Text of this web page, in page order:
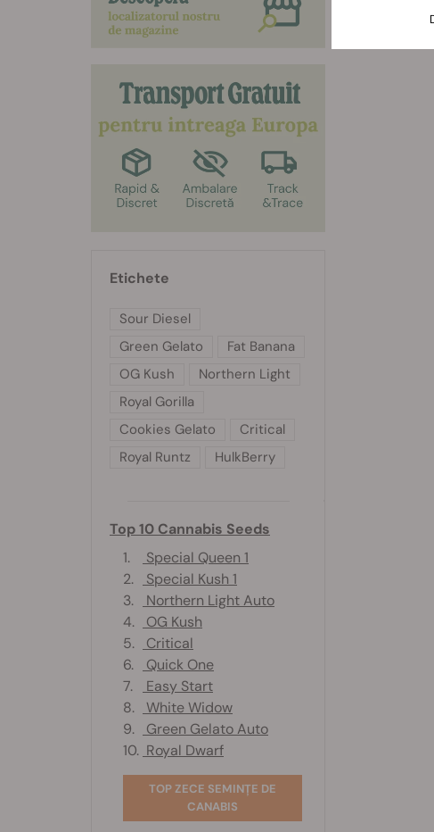
Etichete
Sour Diesel
Green Gelato
Fat Banana
OG Kush
Northern Light
Royal Gorilla
Cookies Gelato
Critical
Royal Runtz
HulkBerry
Top 10 Cannabis Seeds
1.
Special Queen 1
2.
Special Kush 1
3.
Northern Light Auto
4.
OG Kush
5.
Critical
6.
Quick One
7.
Easy Start
8.
White Widow
9.
Green Gelato Auto
10. Royal Dwarf
TOP ZECE SEMINȚE DE
CANABIS